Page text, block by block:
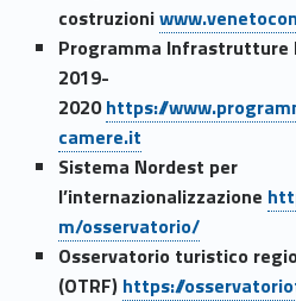
costruzioni
Programma Infrastrutture
2019-
2020https://
camere.it
Sistema Nordest per
l’internazionalizzazione
m/osservatorio/
Osservatorio turistico
(OTRF) https://